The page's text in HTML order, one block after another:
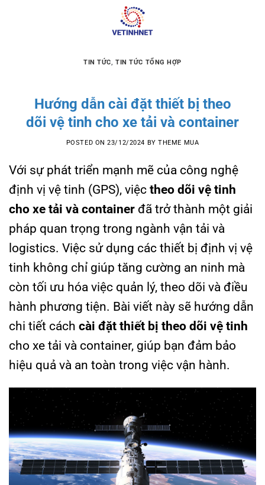
TIN TỨC,TIN TỨC TỔNG HỢP
Hướng dẫn cài đặt thiết bị theo
dõi vệ tinh cho xe tải và container
POSTED ON23/12/2024 BYTHEME MUA
Với sự phát triển mạnh mẽ của công nghệ
định vị vệ tinh (GPS), việc theo dõi vệ tinh
cho xe tải và container đã trở thành một giải
pháp quan trọng trong ngành vận tải và
logistics. Việc sử dụng các thiết bị định vị vệ
tinh không chỉ giúp tăng cường an ninh mà
còn tối ưu hóa việc quản lý, theo dõi và điều
hành phương tiện. Bài viết này sẽ hướng dẫn
chi tiết cách cài đặt thiết bị theo dõi vệ tinh
cho xe tải và container, giúp bạn đảm bảo
hiệu quả và an toàn trong việc vận hành.